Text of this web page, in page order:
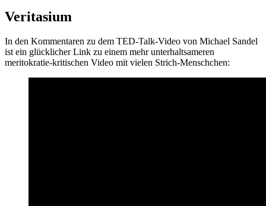
Veritasium
In den Kommentaren zu dem TED-Talk-Video von Michael Sandel
ist ein glücklicher Link zu einem mehr unterhaltsameren
meritokratie-kritischen Video mit vielen Strich-Menschchen: